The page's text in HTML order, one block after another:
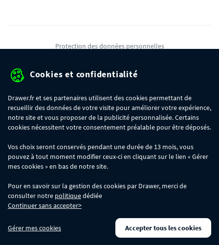
Protection des données personnelles
Gérer mes cookies
commande :
- 30€ sur votre commande dès 300€ d'achat, avec le code BIKINI30
- 50€ sur votre commande dès 500€ d'achat, avec le code BIKINI50
Les codes BIKINI30, BIKINI50 et BIKINI100 ne sont valables que sur
www.drawer.fr; ils ne sont pas cumulables entre eux, ni avec d'autres codes
promotionnels. La remise se calculera automatiquement dans votre panier
lors de la saisie du code adéquat.
DRAWER DAYS- Du 29/07 au 11/08 inclus : profitez de remises allant jusqu'à
-50% sur une large sélection de produits. Opération valable dans la limite des
Cookies et confidentialité
Drawer.fr et ses partenaires utilisent des cookies permettant de
recueillir des données de votre visite pour améliorer votre expérience,
notre site et vous proposer de la publicité personnalisée. Certains
cookies nécessitent votre consentement préalable pour être déposés.
Vos choix seront conservés pendant une durée de 13 mois, vous
pouvez à tout moment modifier ceux-ci en cliquant sur le lien « Gérer
mes cookies » en bas de notre site.
Pour en savoir sur la gestion des cookies par Drawer, merci de
consulter notre politiquedédiée
Continuer sans accepter>
Gérer mes cookies Accepter tous les cookies